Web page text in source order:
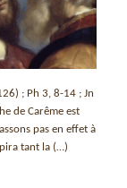
; Ph 3, 8-14 ; Jn
de Carême est
pas en effet à
tant la (…)